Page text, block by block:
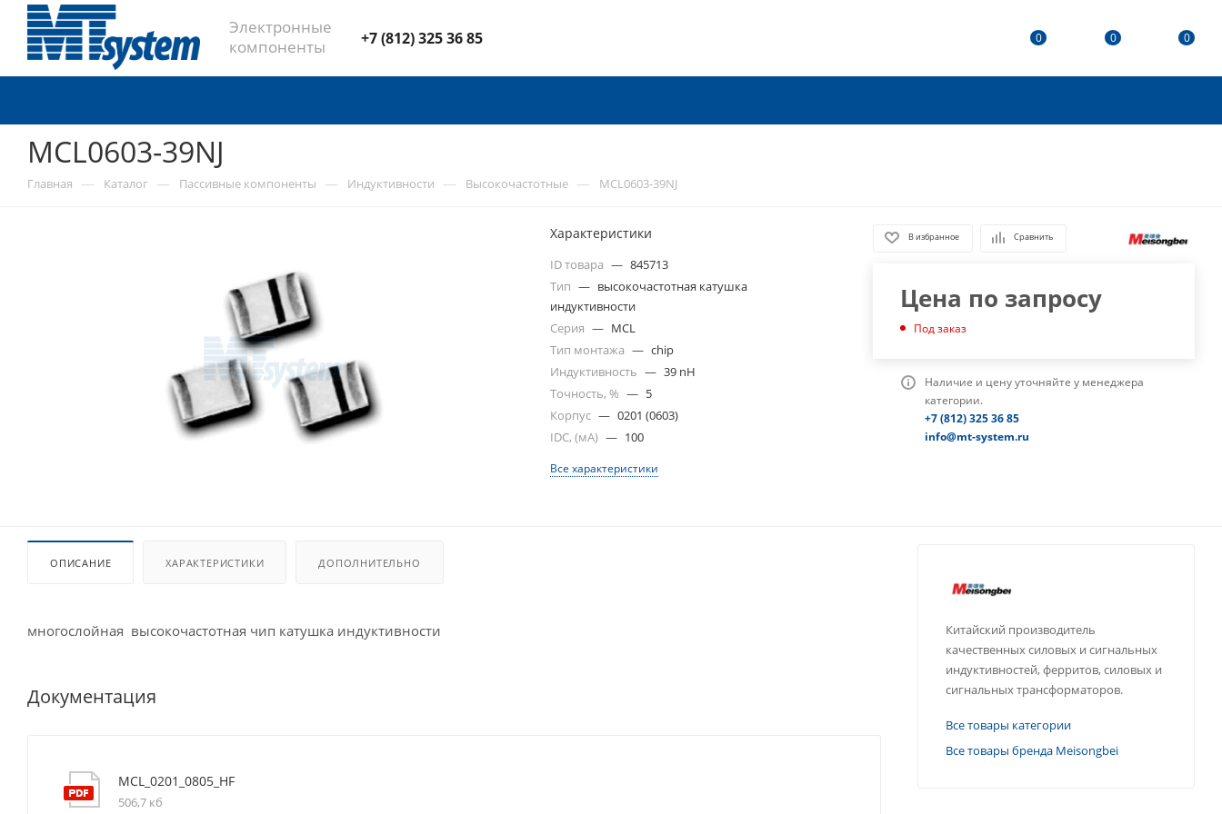
Электронные
компоненты
+7 (812) 325 36 85 0 0 0
MCL0603-39NJ
Главная — Каталог — Пассивные компоненты — Индуктивности — Высокочастотные — MCL0603-39NJ
Характеристики
ID товара — 845713
Тип — высокочастотная катушка
индуктивности
Серия — MCL
Тип монтажа — chip
Индуктивность — 39 nH
Точность, % — 5
Корпус — 0201 (0603)
IDC, (мА) — 100
Все характеристики
В избранное Сравнить
Цена по запросу
Под заказ
Наличие и цену уточняйте у менеджера
категории.
+7 (812) 325 36 85
info@mt-system.ru
ОПИСАНИЕ ХАРАКТЕРИСТИКИ ДОПОЛНИТЕЛЬНО
многослойная высокочастотная чип катушка индуктивности
Документация
MCL_0201_0805_HF
506,7 кб
Китайский производитель
качественных силовых и сигнальных
индуктивностей, ферритов, силовых и
сигнальных трансформаторов.
Все товары категории
Все товары бренда Meisongbei